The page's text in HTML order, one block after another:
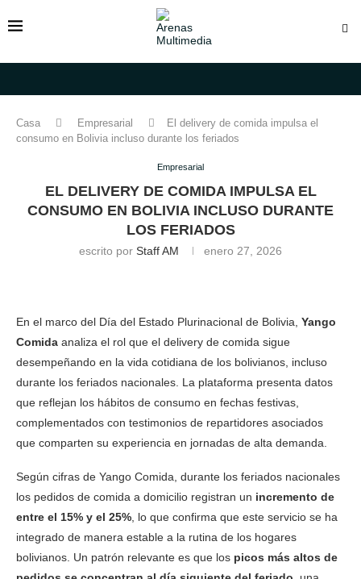
Casa Empresarial
El delivery de comida impulsa el
consumo en Bolivia incluso durante los feriados
Empresarial
EL DELIVERY DE COMIDA IMPULSA EL
CONSUMO EN BOLIVIA INCLUSO DURANTE
LOS FERIADOS
escrito por Staff AM enero 27, 2026
En el marco del Día del Estado Plurinacional de Bolivia, Yango
Comida analiza el rol que el delivery de comida sigue
desempeñando en la vida cotidiana de los bolivianos, incluso
durante los feriados nacionales. La plataforma presenta datos
que reflejan los hábitos de consumo en fechas festivas,
complementados con testimonios de repartidores asociados
que comparten su experiencia en jornadas de alta demanda.
Según cifras de Yango Comida, durante los feriados nacionales
los pedidos de comida a domicilio registran un incremento de
entre el 15% y el 25% , lo que confirma que este servicio se ha
integrado de manera estable a la rutina de los hogares
bolivianos. Un patrón relevante es que los picos más altos de